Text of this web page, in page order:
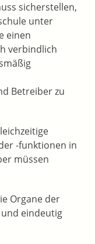
sicherstellen,
unter
einen
verbindlich
Betreiber zu
-funktionen in
müssen
Organe der
eindeutig